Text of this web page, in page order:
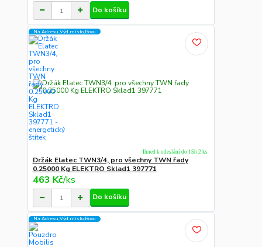
Do košíku
Na Adresu,Výd.místo,Boxu
Držák Elatec TWN3/4, pro všechny TWN řady
0.25000 Kg ELEKTRO Sklad1 397771
463 Kč/ks
Ihned k odeslání do 15h 2 ks
Do košíku
Na Adresu,Výd.místo,Boxu